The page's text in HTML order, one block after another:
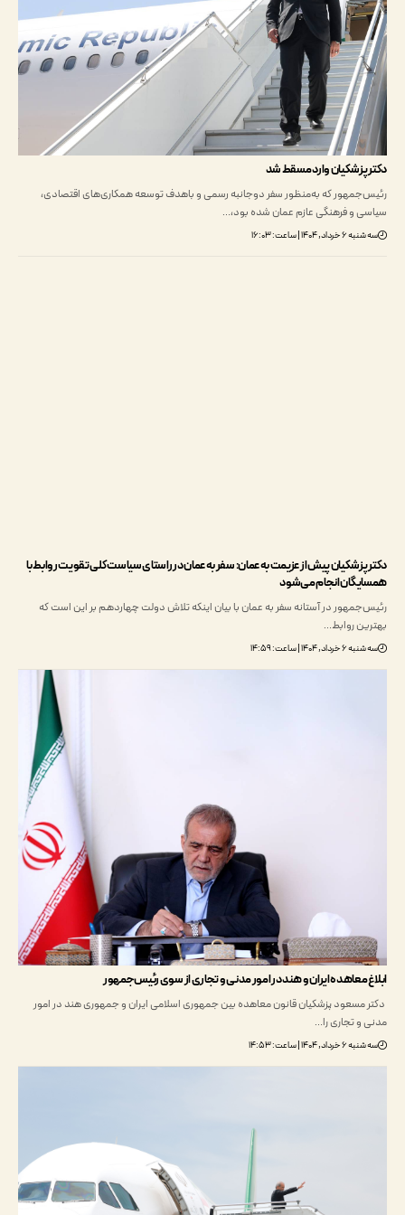
وارد مسقط شد
که به‌منظور سفر دوجانبه رسمی و باهدف توسعه همکاری‌های اقتصادی،
و فرهنگی عازم عمان شده بود،…
پیش از عزیمت به عمان: سفر به عمان در راستای سیاست کلی تقویت روابط با
انجام می‌شود
در آستانه سفر به عمان با بیان اینکه تلاش دولت چهاردهم بر این است که
روابط…
معاهده ایران و هند در امور مدنی و تجاری از سوی رئیس‌جمهور
پزشکیان قانون معاهده بین جمهوری اسلامی ایران و جمهوری هند در امور
تجاری را…